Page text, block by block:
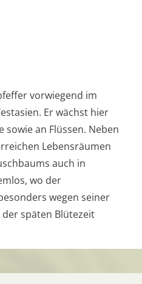
vorwiegend im
Er wächst hier
an Flüssen. Neben
Lebensräumen
auch in
wo der
wegen seiner
späten Blütezeit